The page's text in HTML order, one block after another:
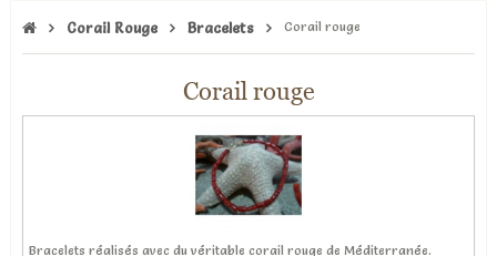
Corail Rouge Bracelets Corail rouge
Corail rouge
Bracelets réalisés avec du véritable corail rouge de Méditerranée.